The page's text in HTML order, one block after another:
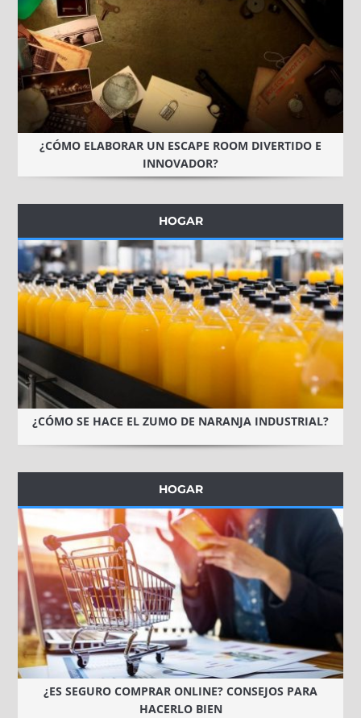
¿CÓMO ELABORAR UN ESCAPE ROOM DIVERTIDO E
INNOVADOR?
HOGAR
¿CÓMO SE HACE EL ZUMO DE NARANJA INDUSTRIAL?
HOGAR
¿ES SEGURO COMPRAR ONLINE? CONSEJOS PARA
HACERLO BIEN